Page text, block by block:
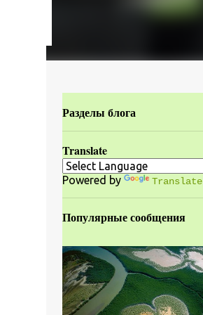
Разделы блога
Translate
Powered by Translate
Популярные сообщения